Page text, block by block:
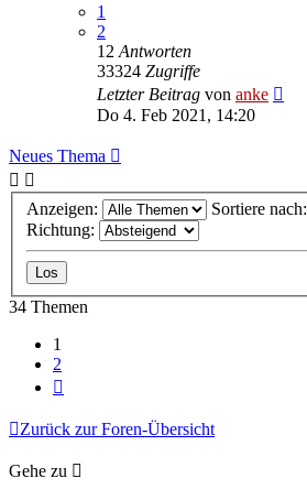
1
2
12 Antworten
33324 Zugriffe
Letzter Beitrag von anke
Do 4. Feb 2021, 14:20
Neues Thema
Anzeigen:
Sortiere nach:
Richtung:
34 Themen
1
2
Zurück zur Foren-Übersicht
Gehe zu